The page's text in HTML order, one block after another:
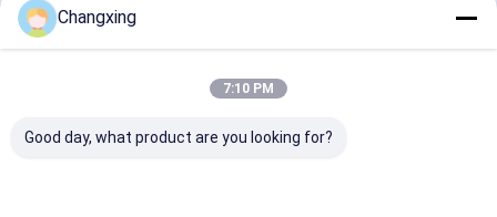
Danh Mục Của Chúng Tôi
Changxing
7:10 PM
Good day, what product are you looking for?